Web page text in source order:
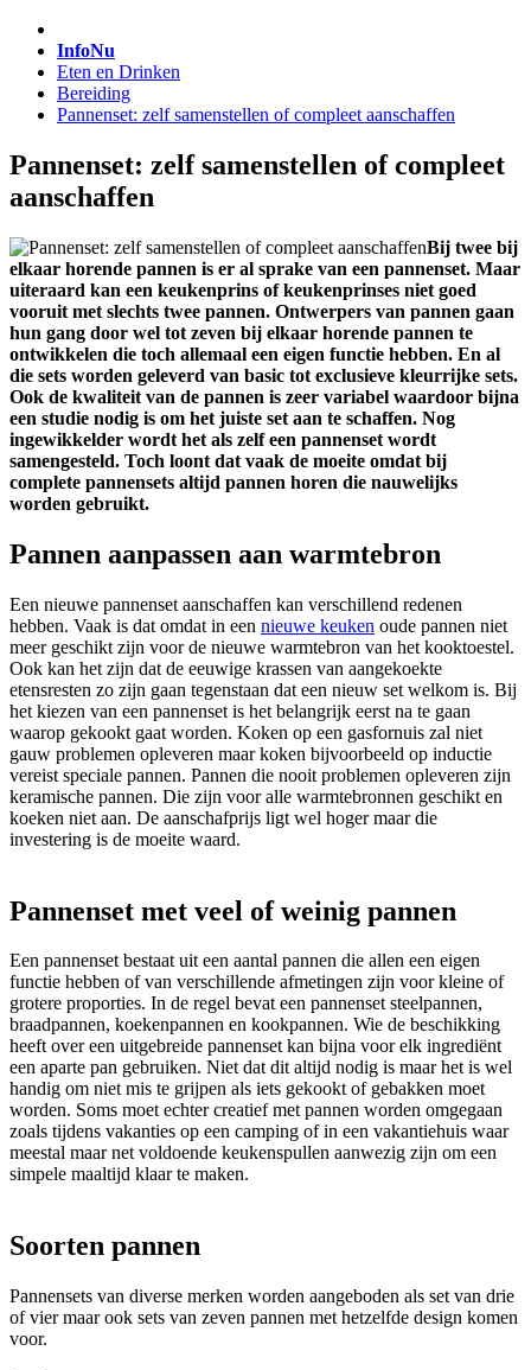
InfoNu
Eten en Drinken
Bereiding
Pannenset: zelf samenstellen of compleet aanschaffen
Pannenset: zelf samenstellen of compleet
aanschaffen
Bij twee bij
elkaar horende pannen is er al sprake van een pannenset. Maar
uiteraard kan een keukenprins of keukenprinses niet goed
vooruit met slechts twee pannen. Ontwerpers van pannen gaan
hun gang door wel tot zeven bij elkaar horende pannen te
ontwikkelen die toch allemaal een eigen functie hebben. En al
die sets worden geleverd van basic tot exclusieve kleurrijke sets.
Ook de kwaliteit van de pannen is zeer variabel waardoor bijna
een studie nodig is om het juiste set aan te schaffen. Nog
ingewikkelder wordt het als zelf een pannenset wordt
samengesteld. Toch loont dat vaak de moeite omdat bij
complete pannensets altijd pannen horen die nauwelijks
worden gebruikt.
Pannen aanpassen aan warmtebron
Een nieuwe pannenset aanschaffen kan verschillend redenen
hebben. Vaak is dat omdat in een nieuwe keuken oude pannen niet
meer geschikt zijn voor de nieuwe warmtebron van het kooktoestel.
Ook kan het zijn dat de eeuwige krassen van aangekoekte
etensresten zo zijn gaan tegenstaan dat een nieuw set welkom is. Bij
het kiezen van een pannenset is het belangrijk eerst na te gaan
waarop gekookt gaat worden. Koken op een gasfornuis zal niet
gauw problemen opleveren maar koken bijvoorbeeld op inductie
vereist speciale pannen. Pannen die nooit problemen opleveren zijn
keramische pannen. Die zijn voor alle warmtebronnen geschikt en
koeken niet aan. De aanschafprijs ligt wel hoger maar die
investering is de moeite waard.
Pannenset met veel of weinig pannen
Een pannenset bestaat uit een aantal pannen die allen een eigen
functie hebben of van verschillende afmetingen zijn voor kleine of
grotere proporties. In de regel bevat een pannenset steelpannen,
braadpannen, koekenpannen en kookpannen. Wie de beschikking
heeft over een uitgebreide pannenset kan bijna voor elk ingrediënt
een aparte pan gebruiken. Niet dat dit altijd nodig is maar het is wel
handig om niet mis te grijpen als iets gekookt of gebakken moet
worden. Soms moet echter creatief met pannen worden omgegaan
zoals tijdens vakanties op een camping of in een vakantiehuis waar
meestal maar net voldoende keukenspullen aanwezig zijn om een
simpele maaltijd klaar te maken.
Soorten pannen
Pannensets van diverse merken worden aangeboden als set van drie
of vier maar ook sets van zeven pannen met hetzelfde design komen
voor.